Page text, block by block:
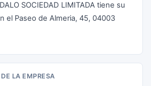
SOCIEDAD LIMITADA tiene su
el Paseo de Almeria, 45, 04003
LA EMPRESA